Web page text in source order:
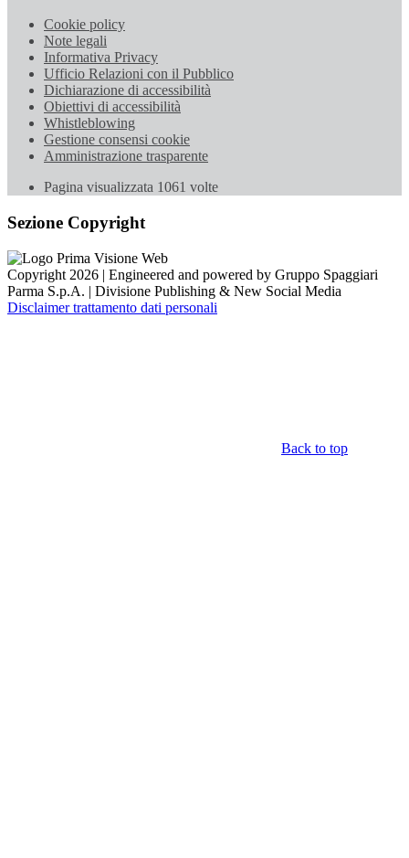
Cookie policy
Note legali
Informativa Privacy
Ufficio Relazioni con il Pubblico
Dichiarazione di accessibilità
Obiettivi di accessibilità
Whistleblowing
Gestione consensi cookie
Amministrazione trasparente
Pagina visualizzata 1061 volte
Sezione Copyright
Copyright 2026 | Engineered and powered by Gruppo Spaggiari
Parma S.p.A. | Divisione Publishing & New Social Media
Disclaimer trattamento dati personali
Back to top